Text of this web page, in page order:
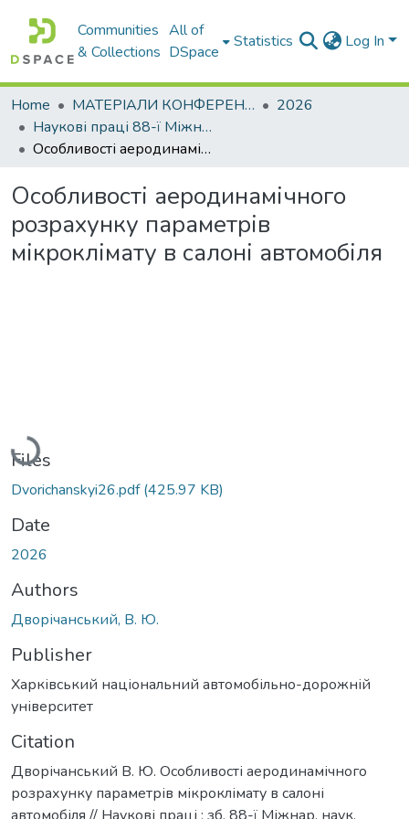
Communities
& Collections
All of
DSpace
Statistics Log In
Home МАТЕРІАЛИ КОНФЕРЕНЦІЙ
2026
Наукові праці 88-ї Міжнародної наукової конференції студентів університету
Особливості аеродинамічного розрахунку параметрів мікроклімату в салоні автомобіля
Особливості аеродинамічного
розрахунку параметрів
мікроклімату в салоні автомобіля
Loading...
Files
Dvorichanskyi26.pdf(425.97 KB)
Date
2026
Authors
Дворічанський, В. Ю.
Publisher
Харківський національний автомобільно-дорожній
університет
Citation
Дворічанський В. Ю. Особливості аеродинамічного
розрахунку параметрів мікроклімату в салоні